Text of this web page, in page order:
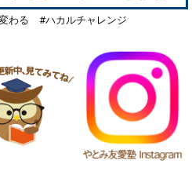
わる #ハカルチャレンジ